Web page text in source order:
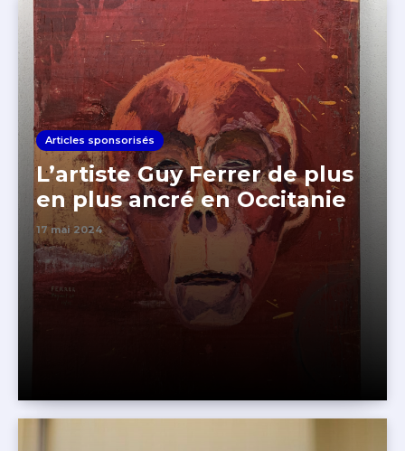
Articles sponsorisés
L’artiste Guy Ferrer de plus
en plus ancré en Occitanie
17 mai 2024